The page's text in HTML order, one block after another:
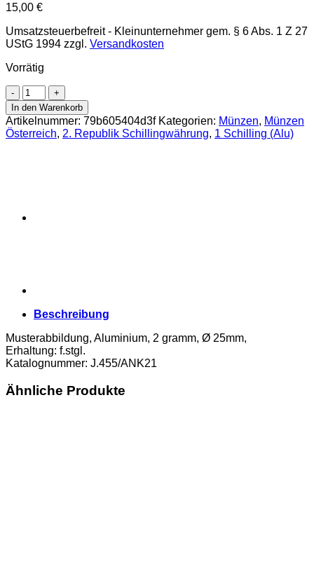
15,00 €
Umsatzsteuerbefreit - Kleinunternehmer gem. § 6 Abs. 1 Z 27
UStG 1994 zzgl. Versandkosten
Vorrätig
1
Schillng
1946,
(J.455/ANK21)
Erh.
In den Warenkorb
Artikelnummer: 79b605404d3f Kategorien: Münzen, Münzen
Österreich, 2. Republik Schillingwährung, 1 Schilling (Alu)
Beschreibung
Musterabbildung, Aluminium, 2 gramm, Ø 25mm,
Erhaltung: f.stgl.
Katalognummer: J.455/ANK21
Ähnliche Produkte